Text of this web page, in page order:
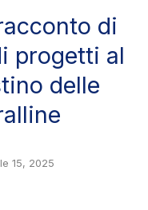
di
progetti al
delle
15, 2025